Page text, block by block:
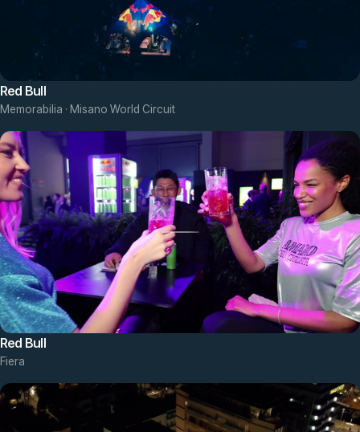
Red Bull
Memorabilia · Misano World Circuit
Red Bull
Fiera